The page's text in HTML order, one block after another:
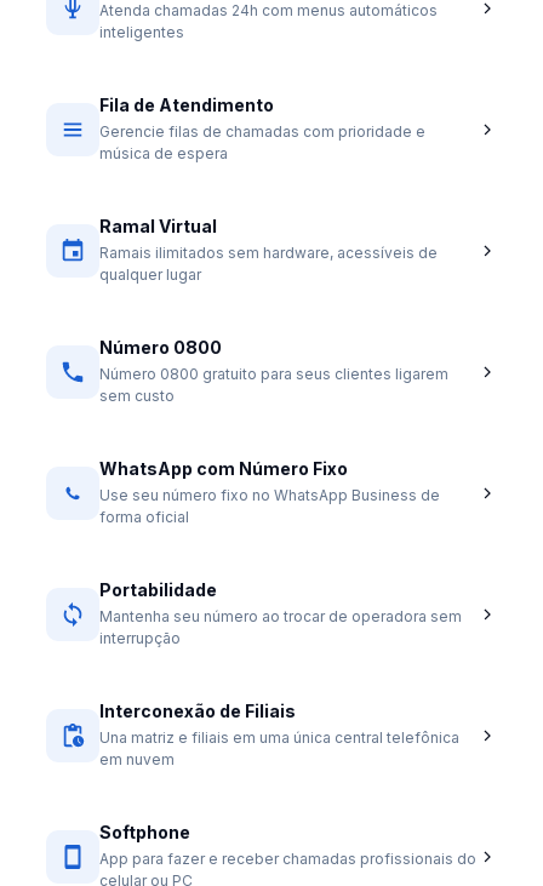
Atenda chamadas 24h com menus automáticos
inteligentes
Fila de Atendimento
Gerencie filas de chamadas com prioridade e
música de espera
Ramal Virtual
Ramais ilimitados sem hardware, acessíveis de
qualquer lugar
Número 0800
Número 0800 gratuito para seus clientes ligarem
sem custo
WhatsApp com Número Fixo
Use seu número fixo no WhatsApp Business de
forma oficial
Portabilidade
Mantenha seu número ao trocar de operadora sem
interrupção
Interconexão de Filiais
Una matriz e filiais em uma única central telefônica
em nuvem
Softphone
App para fazer e receber chamadas profissionais do
celular ou PC